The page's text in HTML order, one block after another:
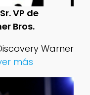
VP de
Bros.
Warner
más